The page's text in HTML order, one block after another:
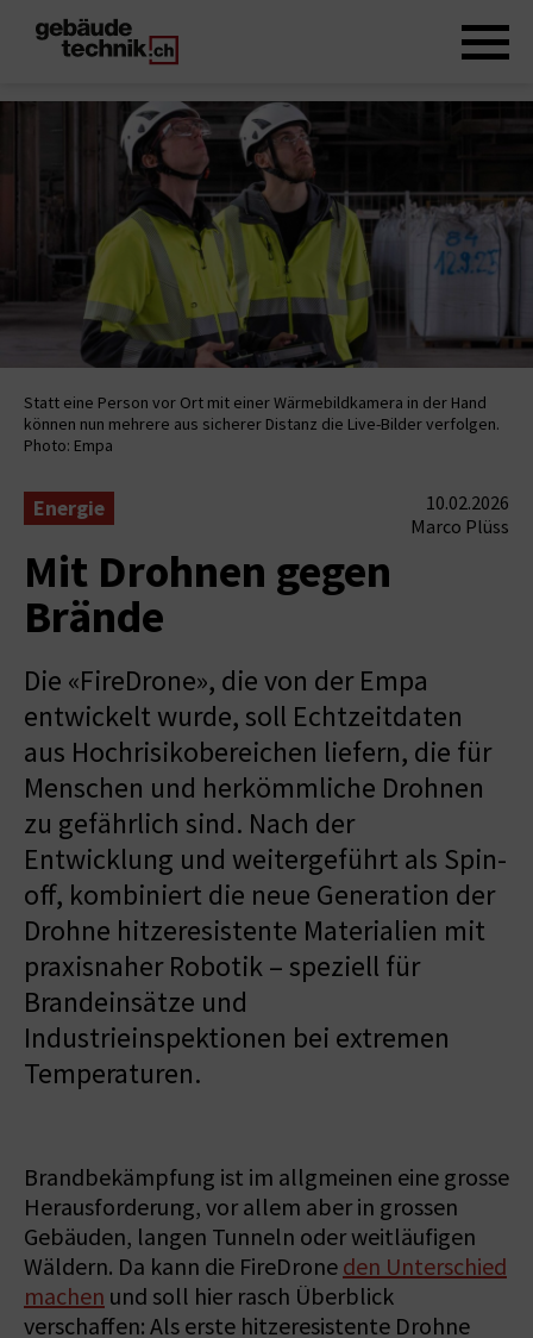
Statt eine Person vor Ort mit einer Wärmebildkamera in der Hand
können nun mehrere aus sicherer Distanz die Live-Bilder verfolgen.
Photo: Empa
Energie
10.02.2026
Marco Plüss
Mit Drohnen gegen
Brände
Die «FireDrone», die von der Empa
entwickelt wurde, soll Echtzeitdaten
aus Hochrisikobereichen liefern, die für
Menschen und herkömmliche Drohnen
zu gefährlich sind. Nach der
Entwicklung und weitergeführt als Spin-
off, kombiniert die neue Generation der
Drohne hitzeresistente Materialien mit
praxisnaher Robotik – speziell für
Brandeinsätze und
Industrieinspektionen bei extremen
Temperaturen.
Brandbekämpfung ist im allgmeinen eine grosse
Herausforderung, vor allem aber in grossen
Gebäuden, langen Tunneln oder weitläufigen
Wäldern. Da kann die FireDrone den Unterschied
machen und soll hier rasch Überblick
verschaffen: Als erste hitzeresistente Drohne